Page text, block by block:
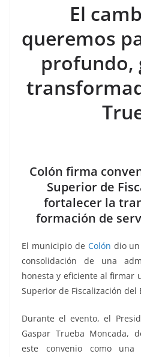
e
b
o
o
itt
er
ai
l
at
s
A
p
p
El
queremos
profundo,
Colón firma
Superior de
fortalecer la
formación de
El municipio de Colón dio
consolidación de una
honesta y eficiente al firmar
Superior de Fiscalización del
Durante el evento, el
Gaspar Trueba Moncada,
este convenio como una